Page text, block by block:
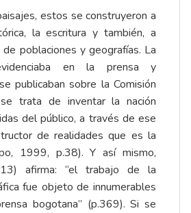
estos se construyeron a
la escritura y también, a
poblaciones y geografías. La
en la prensa y
publicaban sobre la Comisión
se trata de inventar la nación
del público, a través de ese
de realidades que es la
1999, p.38). Y así mismo,
afirma: “el trabajo de la
fue objeto de innumerables
bogotana” (p.369). Si se